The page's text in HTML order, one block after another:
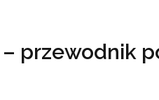
przewodnik